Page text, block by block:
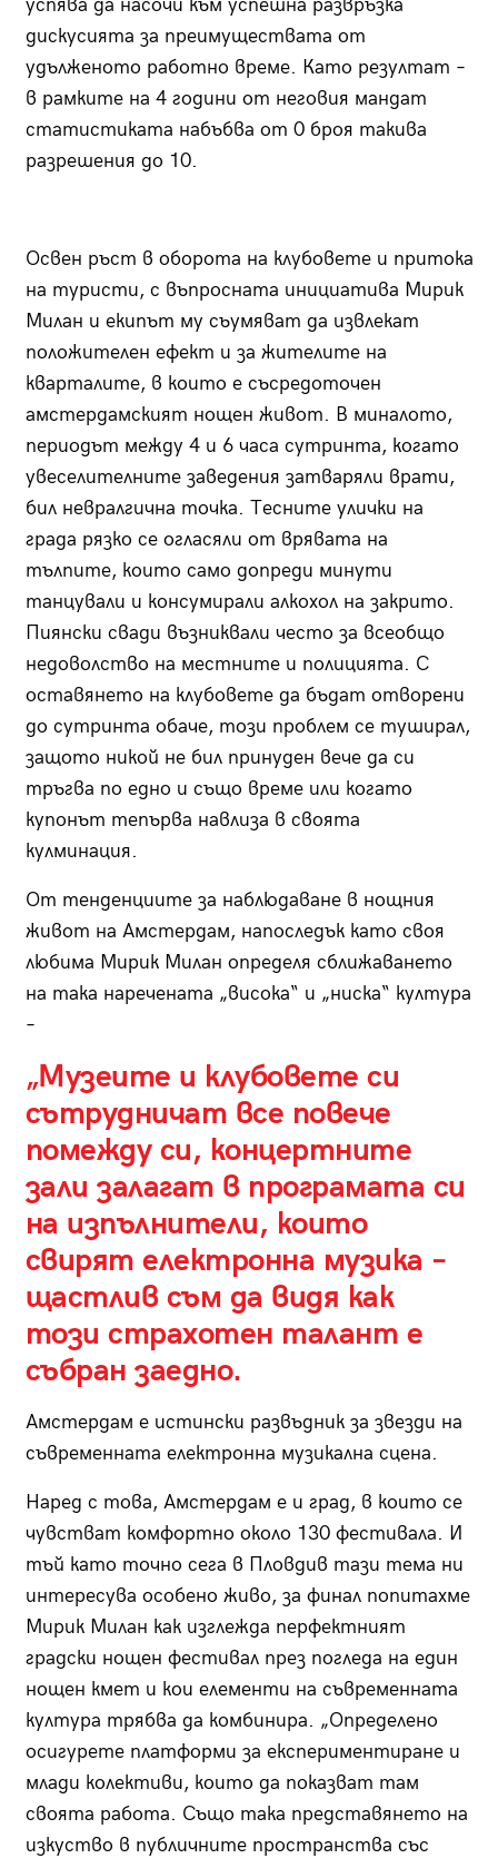
успява да насочи към успешна развръзка
дискусията за преимуществата от
удълженото работно време. Като резултат –
в рамките на 4 години от неговия мандат
статистиката набъбва от 0 броя такива
разрешения до 10.
Освен ръст в оборота на клубовете и притока
на туристи, с въпросната инициатива Мирик
Милан и екипът му съумяват да извлекат
положителен ефект и за жителите на
кварталите, в които е съсредоточен
амстердамският нощен живот. В миналото,
периодът между 4 и 6 часа сутринта, когато
увеселителните заведения затваряли врати,
бил невралгична точка. Тесните улички на
града рязко се огласяли от врявата на
тълпите, които само допреди минути
танцували и консумирали алкохол на закрито.
Пиянски свади възниквали често за всеобщо
недоволство на местните и полицията. С
оставянето на клубовете да бъдат отворени
до сутринта обаче, този проблем се туширал,
защото никой не бил принуден вече да си
тръгва по едно и също време или когато
купонът тепърва навлиза в своята
кулминация.
От тенденциите за наблюдаване в нощния
живот на Амстердам, напоследък като своя
любима Мирик Милан определя сближаването
на така наречената „висока“ и „ниска“ култура
–
„Музеите и клубовете си
сътрудничат все повече
помежду си, концертните
зали залагат в програмата си
на изпълнители, които
свирят електронна музика –
щастлив съм да видя как
този страхотен талант е
събран заедно.
Амстердам е истински развъдник за звезди на
съвременната електронна музикална сцена.
Наред с това, Амстердам е и град, в които се
чувстват комфортно около 130 фестивала. И
тъй като точно сега в Пловдив тази тема ни
интересува особено живо, за финал попитахме
Мирик Милан как изглежда перфектният
градски нощен фестивал през погледа на един
нощен кмет и кои елементи на съвременната
култура трябва да комбинира. „Определено
осигурете платформи за експериментиране и
млади колективи, които да показват там
своята работа. Също така представянето на
изкуство в публичните пространства със